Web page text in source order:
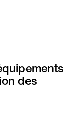
des